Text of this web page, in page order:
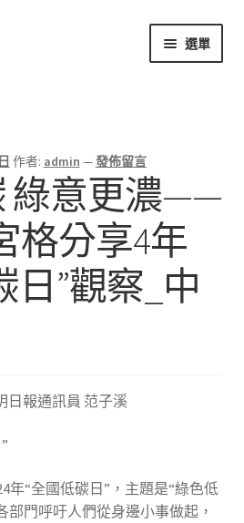
選單
作者: admin —發佈留言
綠意更濃——
格分享4年
日”觀察_中
日報通訊員 范子溪
年“全國低碳日”，主題是“綠色低
部門呼吁人們從身邊小事做起，